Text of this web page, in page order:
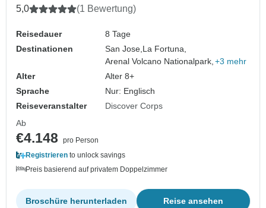
5,0 (1 Bewertung)
Reisedauer
8 Tage
Destinationen
San Jose,La Fortuna,
Arenal Volcano Nationalpark, +3 mehr
Alter
Alter 8+
Sprache
Nur: Englisch
Reiseveranstalter
Discover Corps
Ab
€4.148
pro Person
Registrieren to unlock savings
Preis basierend auf privatem Doppelzimmer
Reise ansehen
Broschüre herunterladen